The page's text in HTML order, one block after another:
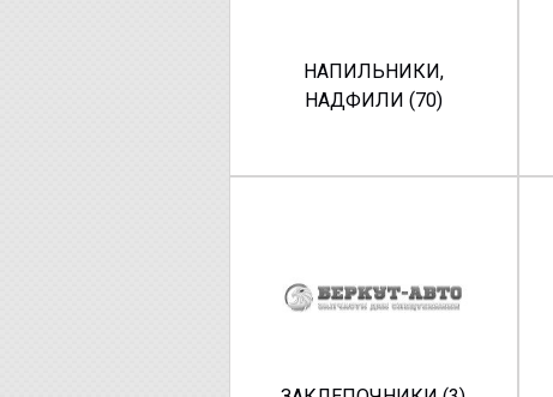
НАПИЛЬНИКИ,
НАДФИЛИ (70)